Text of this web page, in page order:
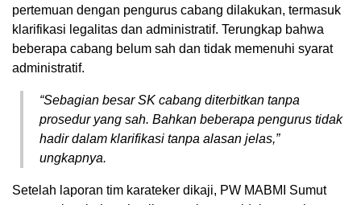
pertemuan dengan pengurus cabang dilakukan, termasuk
klarifikasi legalitas dan administratif. Terungkap bahwa
beberapa cabang belum sah dan tidak memenuhi syarat
administratif.
“Sebagian besar SK cabang diterbitkan tanpa
prosedur yang sah. Bahkan beberapa pengurus tidak
hadir dalam klarifikasi tanpa alasan jelas,”
ungkapnya.
Setelah laporan tim karateker dikaji, PW MABMI Sumut